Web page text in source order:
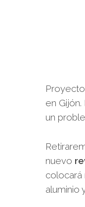
en
un
nuevo
colocará
aluminio